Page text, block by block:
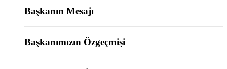
Başkanın Mesajı
Başkanımızın Özgeçmişi